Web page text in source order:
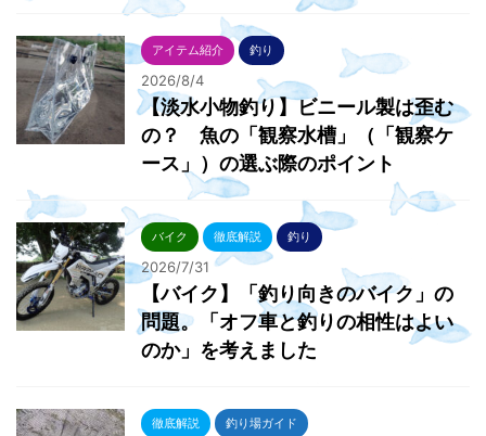
アイテム紹介 釣り
2026/8/4
【淡水小物釣り】ビニール製は歪む
の？ 魚の「観察水槽」（「観察ケ
ース」）の選ぶ際のポイント
バイク 徹底解説 釣り
2026/7/31
【バイク】「釣り向きのバイク」の
問題。「オフ車と釣りの相性はよい
のか」を考えました
徹底解説 釣り場ガイド